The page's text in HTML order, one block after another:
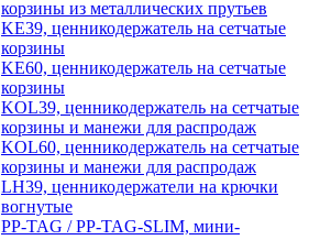
корзины из металлических прутьев
KE39, ценникодержатель на сетчатые
корзины
KE60, ценникодержатель на сетчатые
корзины
KOL39, ценникодержатель на сетчатые
корзины и манежи для распродаж
KOL60, ценникодержатель на сетчатые
корзины и манежи для распродаж
LH39, ценникодержатели на крючки
вогнутые
PP-TAG / PP-TAG-SLIM, мини-